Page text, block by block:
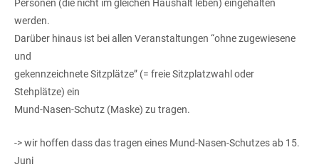
Personen (die nicht im gleichen Haushalt leben) eingehalten
werden.
Darüber hinaus ist bei allen Veranstaltungen “ohne zugewiesene
und
gekennzeichnete Sitzplätze” (= freie Sitzplatzwahl oder
Stehplätze) ein
Mund-Nasen-Schutz (Maske) zu tragen.
-> wir hoffen dass das tragen eines Mund-Nasen-Schutzes ab 15.
Juni